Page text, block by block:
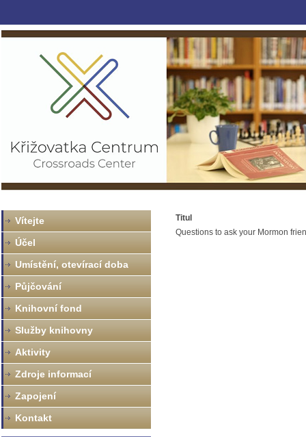
Titul
Questions to ask your Mormon
Vítejte
Účel
Umístění, otevírací doba
Půjčování
Knihovní fond
Služby knihovny
Aktivity
Zdroje informací
Zapojení
Kontakt